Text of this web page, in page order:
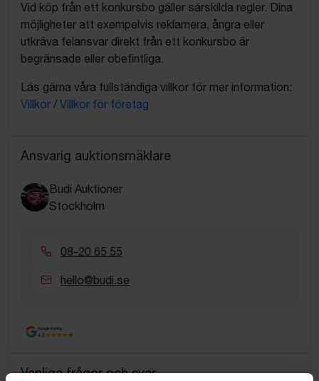
Vid köp från ett konkursbo gäller särskilda regler. Dina
möjligheter att exempelvis reklamera, ångra eller
utkräva felansvar direkt från ett konkursbo är
begränsade eller obefintliga.
Läs gärna våra fullständiga villkor för mer information:
Villkor / Villkor för företag
Ansvarig auktionsmäklare
Budi Auktioner
Stockholm
08-20 65 55
hello@budi.se
Google Rating
4.5
Vanliga frågor och svar